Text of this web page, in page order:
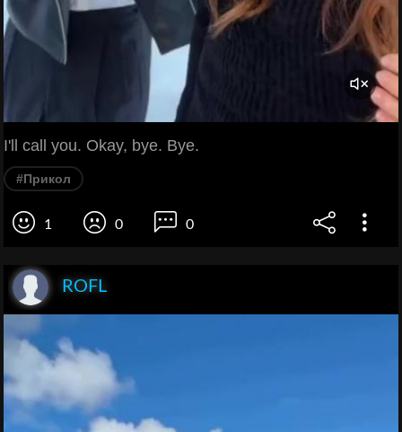
I'll call you. Okay, bye. Bye.
#Прикол
1 0 0
ROFL